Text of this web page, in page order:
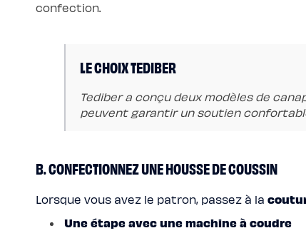
confection.
LE CHOIX TEDIBER
Tediber a conçu deux modèles de
peuvent garantir un soutien
B. CONFECTIONNEZ UNE HOUSSE DE COUSSIN
Lorsque vous avez le patron, passez à la
Une étape avec une machine à coudre